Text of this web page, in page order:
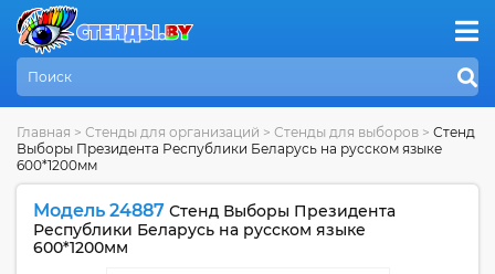
Главная > Стенды для организаций > Стенды для выборов > Стенд
Выборы Президента Республики Беларусь на русском языке
600*1200мм
Модель 24887 Стенд Выборы Президента
Республики Беларусь на русском языке
600*1200мм